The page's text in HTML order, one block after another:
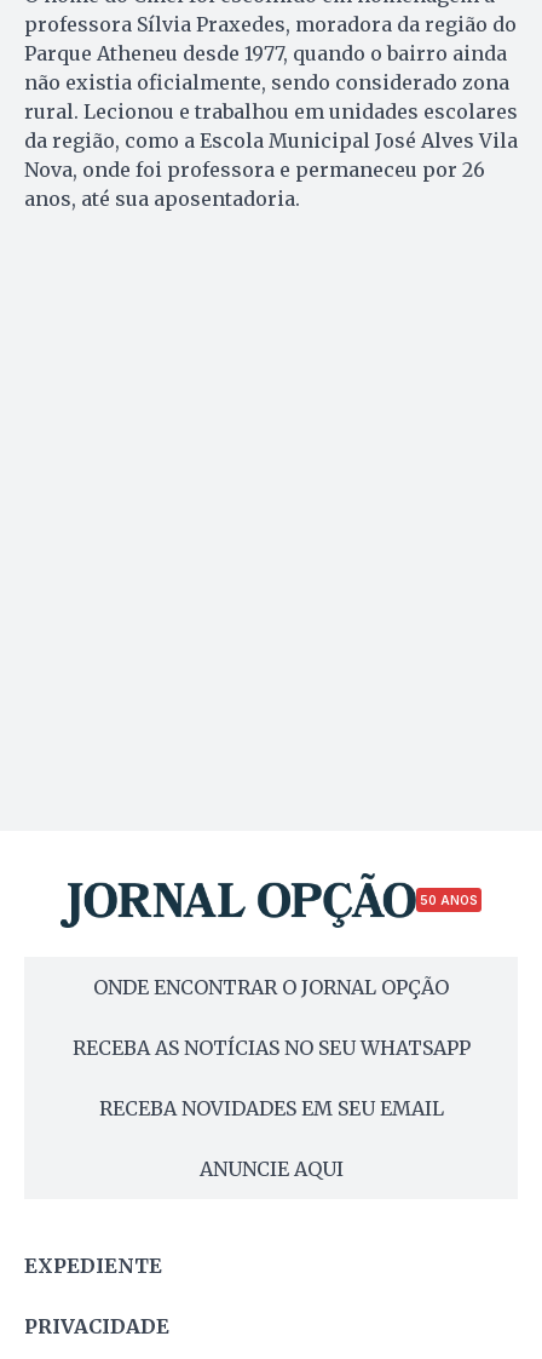
professora Sílvia Praxedes, moradora da região do
Parque Atheneu desde 1977, quando o bairro ainda
não existia oficialmente, sendo considerado zona
rural. Lecionou e trabalhou em unidades escolares
da região, como a Escola Municipal José Alves Vila
Nova, onde foi professora e permaneceu por 26
anos, até sua aposentadoria.
50 ANOS
ONDE ENCONTRAR O JORNAL OPÇÃO
RECEBA AS NOTÍCIAS NO SEU WHATSAPP
RECEBA NOVIDADES EM SEU EMAIL
ANUNCIE AQUI
EXPEDIENTE
PRIVACIDADE